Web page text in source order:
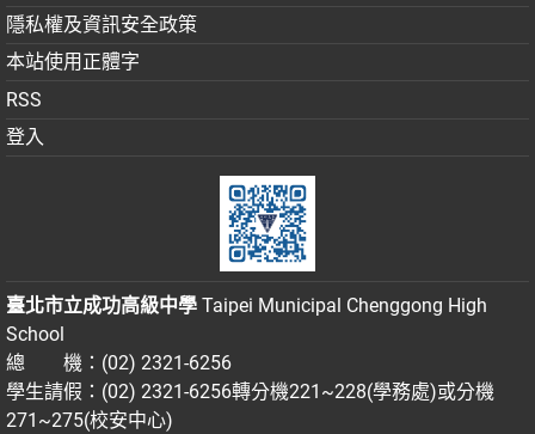
隱私權及資訊安全政策
本站使用正體字
RSS
登入
臺北市立成功高級中學 Taipei Municipal Chenggong High
School
總 機：(02) 2321-6256
學生請假：(02) 2321-6256轉分機221~228(學務處)或分機
271~275(校安中心)